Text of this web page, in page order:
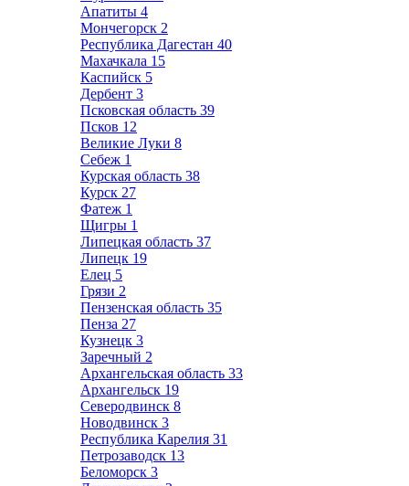
Апатиты 4
Мончегорск 2
Республика Дагестан 40
Махачкала 15
Каспийск 5
Дербент 3
Псковская область 39
Псков 12
Великие Луки 8
Себеж 1
Курская область 38
Курск 27
Фатеж 1
Щигры 1
Липецкая область 37
Липецк 19
Елец 5
Грязи 2
Пензенская область 35
Пенза 27
Кузнецк 3
Заречный 2
Архангельская область 33
Архангельск 19
Северодвинск 8
Новодвинск 3
Республика Карелия 31
Петрозаводск 13
Беломорск 3